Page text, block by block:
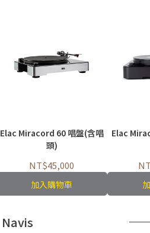
Elac Miracord 60 唱盤(含唱
頭)
NT$45,000
加入購物車
Elac
Navis